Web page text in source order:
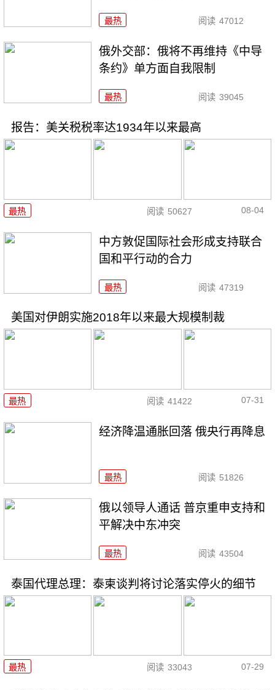
最热 阅读 47012
俄外交部：俄将不再维持《中导
条约》单方面自我限制
最热 阅读 39045
报告：美关税税率达1934年以来最高
最热 阅读 50627 08-04
中方敦促国际社会形成支持联合
国和平行动的合力
最热 阅读 47319
美国对伊朗实施2018年以来最大规模制裁
最热 阅读 41422 07-31
经济降温通胀回落 俄央行再降息
最热 阅读 51826
俄以领导人通话 普京重申支持和
平解决中东冲突
最热 阅读 43504
泰国代理总理：泰柬谈判将讨论落实停火的细节
最热 阅读 33043 07-29